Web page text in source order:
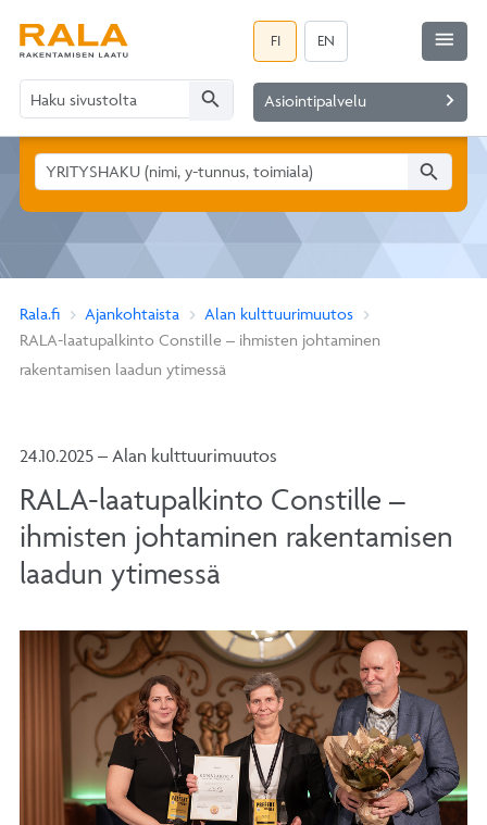
FI EN
search Asiointipalvelu navigate_next
menu
search
Rala.fi Ajankohtaista
Alan kulttuurimuutos
RALA-laatupalkinto Constille – ihmisten johtaminen
rakentamisen laadun ytimessä
24.10.2025 – Alan kulttuurimuutos
RALA-laatupalkinto Constille –
ihmisten johtaminen rakentamisen
laadun ytimessä